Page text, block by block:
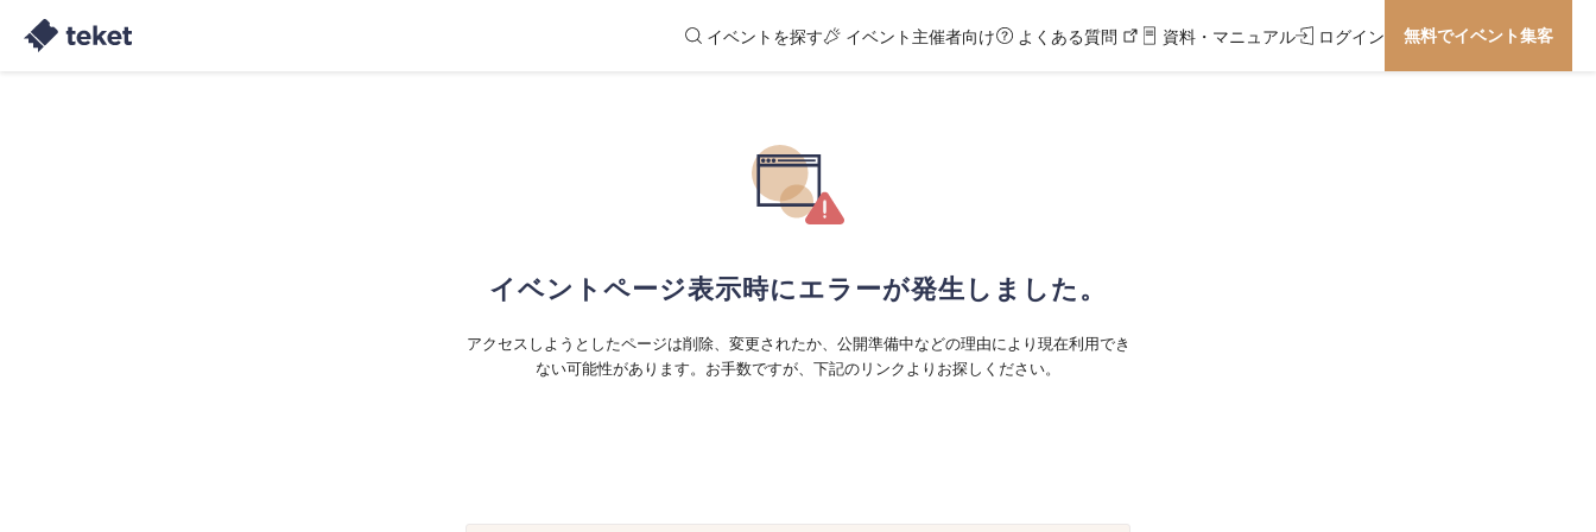
イベントを探す イベント主催者向け よくある質問 資料・マニュアル ログイン 無料でイベント集客
イベントページ表示時にエラーが発生しました。
アクセスしようとしたページは削除、変更されたか、公開準備中などの理由により現在利用でき
ない可能性があります。お手数ですが、下記のリンクよりお探しください。